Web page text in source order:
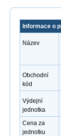
Informace o
Název
Obchodní
kód
Výdejní
jednotka
Cena za
jednotku